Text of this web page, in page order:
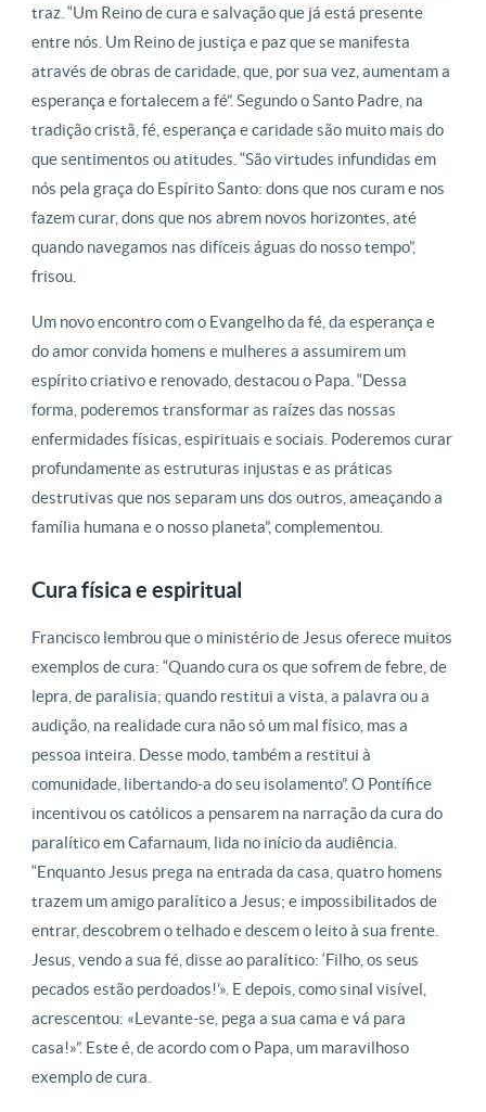
traz. “Um Reino de cura e salvação que já está presente
entre nós. Um Reino de justiça e paz que se manifesta
através de obras de caridade, que, por sua vez, aumentam a
esperança e fortalecem a fé”. Segundo o Santo Padre, na
tradição cristã, fé, esperança e caridade são muito mais do
que sentimentos ou atitudes. “São virtudes infundidas em
nós pela graça do Espírito Santo: dons que nos curam e nos
fazem curar, dons que nos abrem novos horizontes, até
quando navegamos nas difíceis águas do nosso tempo”,
frisou.
Um novo encontro com o Evangelho da fé, da esperança e
do amor convida homens e mulheres a assumirem um
espírito criativo e renovado, destacou o Papa. “Dessa
forma, poderemos transformar as raízes das nossas
enfermidades físicas, espirituais e sociais. Poderemos curar
profundamente as estruturas injustas e as práticas
destrutivas que nos separam uns dos outros, ameaçando a
família humana e o nosso planeta”, complementou.
Cura física e espiritual
Francisco lembrou que o ministério de Jesus oferece muitos
exemplos de cura: “Quando cura os que sofrem de febre, de
lepra, de paralisia; quando restitui a vista, a palavra ou a
audição, na realidade cura não só um mal físico, mas a
pessoa inteira. Desse modo, também a restitui à
comunidade, libertando-a do seu isolamento”. O Pontífice
incentivou os católicos a pensarem na narração da cura do
paralítico em Cafarnaum, lida no início da audiência.
“Enquanto Jesus prega na entrada da casa, quatro homens
trazem um amigo paralítico a Jesus; e impossibilitados de
entrar, descobrem o telhado e descem o leito à sua frente.
Jesus, vendo a sua fé, disse ao paralítico: ‘Filho, os seus
pecados estão perdoados!’». E depois, como sinal visível,
acrescentou: «Levante-se, pega a sua cama e vá para
casa!»”. Este é, de acordo com o Papa, um maravilhoso
exemplo de cura.